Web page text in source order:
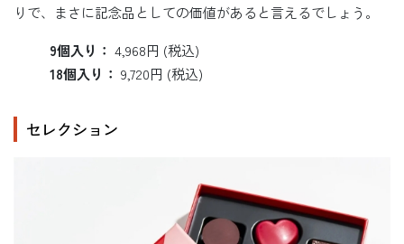
りで、まさに記念品としての価値があると言えるでしょう。
9個入り： 4,968円 (税込)
18個入り： 9,720円 (税込)
セレクション